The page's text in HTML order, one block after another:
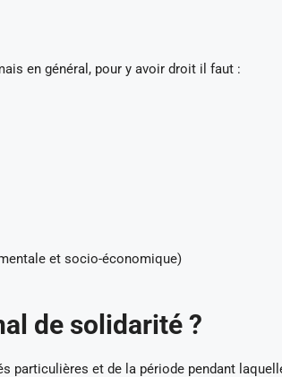
en général, pour y avoir droit il faut :
et socio-économique)
de solidarité ?
particulières et de la période pendant